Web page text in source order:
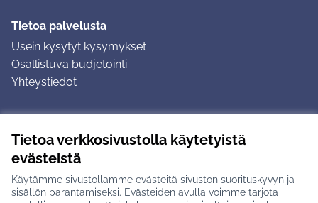
Tietoa verkkosivustolla käytetyistä
evästeistä
Käytämme sivustollamme evästeitä sivuston suorituskyvyn ja
sisällön parantamiseksi. Evästeiden avulla voimme tarjota
Tietoa palvelusta
Usein kysytyt kysymykset
Osallistuva budjetointi
Yhteystiedot
Ohjeet kirjautumiseen
Ohjeet kommentin jättämiseen